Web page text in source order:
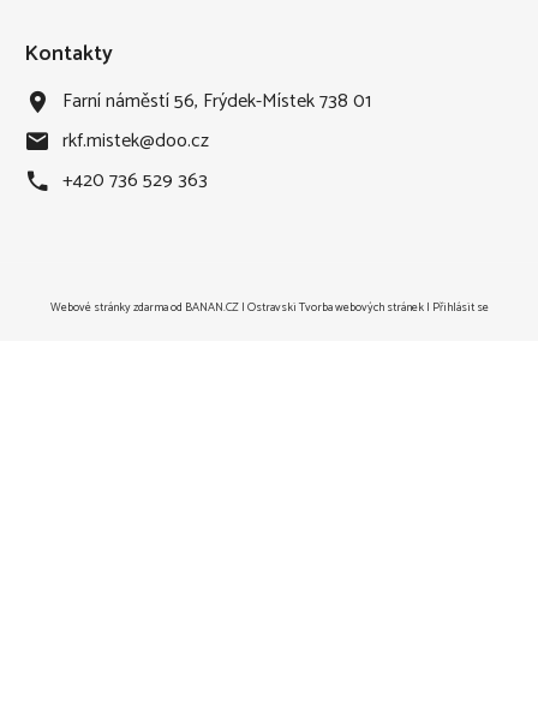
Kontakty
Farní náměstí 56, Frýdek-Místek 738 01
rkf.mistek@doo.cz
+420 736 529 363
Webové stránky zdarmaod BANAN.CZ|Ostravski Tvorba webových stránek | Přihlásit se